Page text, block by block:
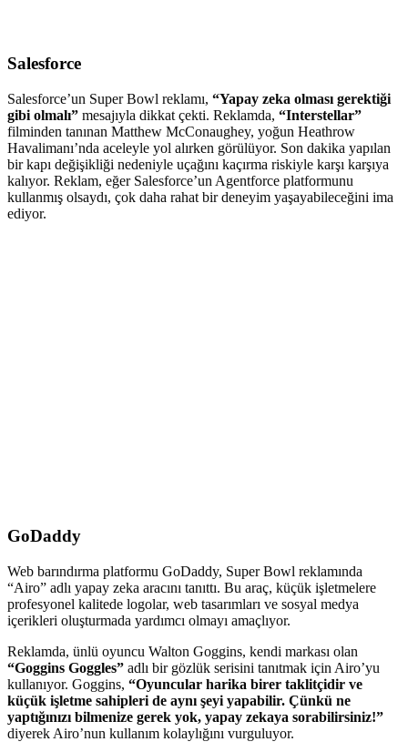
Salesforce
Salesforce’un Super Bowl reklamı, “Yapay zeka olması gerektiği
gibi olmalı” mesajıyla dikkat çekti. Reklamda, “Interstellar”
filminden tanınan Matthew McConaughey, yoğun Heathrow
Havalimanı’nda aceleyle yol alırken görülüyor. Son dakika yapılan
bir kapı değişikliği nedeniyle uçağını kaçırma riskiyle karşı karşıya
kalıyor. Reklam, eğer Salesforce’un Agentforce platformunu
kullanmış olsaydı, çok daha rahat bir deneyim yaşayabileceğini ima
ediyor.
GoDaddy
Web barındırma platformu GoDaddy, Super Bowl reklamında
“Airo” adlı yapay zeka aracını tanıttı. Bu araç, küçük işletmelere
profesyonel kalitede logolar, web tasarımları ve sosyal medya
içerikleri oluşturmada yardımcı olmayı amaçlıyor.
Reklamda, ünlü oyuncu Walton Goggins, kendi markası olan
“Goggins Goggles” adlı bir gözlük serisini tanıtmak için Airo’yu
kullanıyor. Goggins, “Oyuncular harika birer taklitçidir ve
küçük işletme sahipleri de aynı şeyi yapabilir. Çünkü ne
yaptığınızı bilmenize gerek yok, yapay zekaya sorabilirsiniz!”
diyerek Airo’nun kullanım kolaylığını vurguluyor.